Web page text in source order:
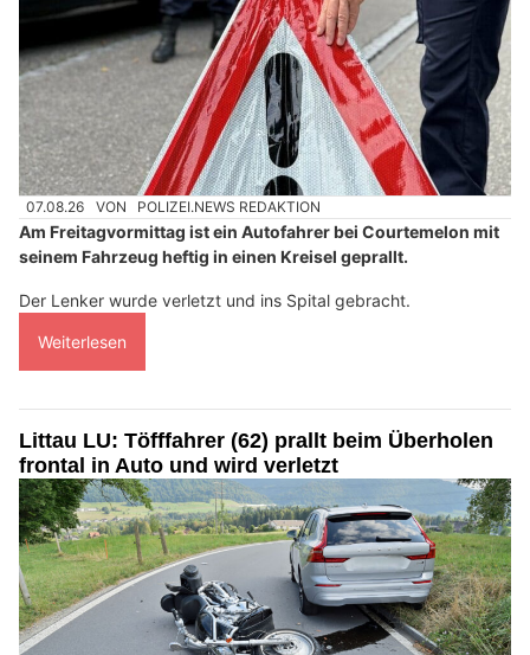
07.08.26 VON POLIZEI.NEWS REDAKTION
Am Freitagvormittag ist ein Autofahrer bei Courtemelon mit
seinem Fahrzeug heftig in einen Kreisel geprallt.
Der Lenker wurde verletzt und ins Spital gebracht.
Weiterlesen
Littau LU: Töfffahrer (62) prallt beim Überholen
frontal in Auto und wird verletzt